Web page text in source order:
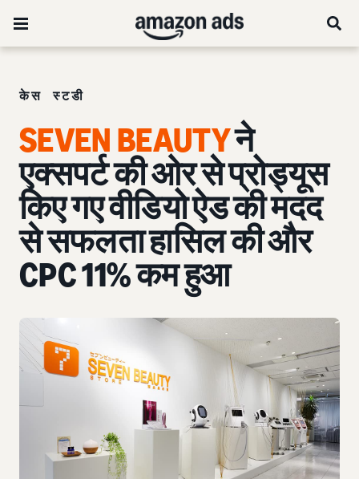
केस स्टडी
SEVEN BEAUTYने
एक्सपर्ट की ओर से प्रोड्यूस
किए गए वीडियो ऐड की मदद
से सफलता हासिल की और
CPC 11% कम हुआ